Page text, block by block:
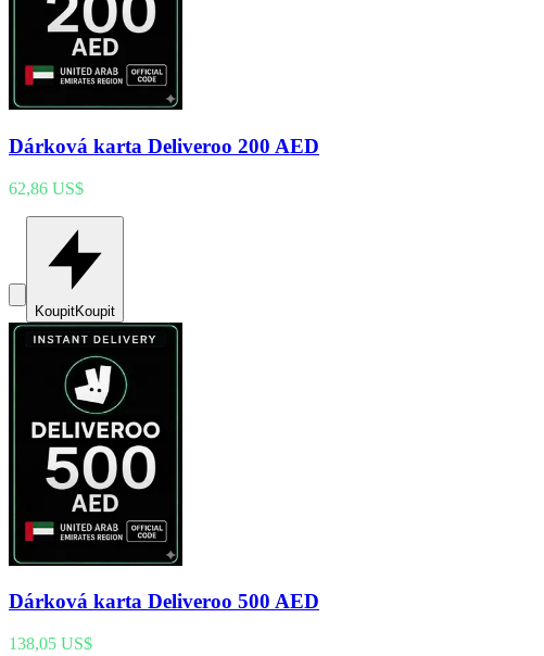
Dárková karta Deliveroo 200 AED
62,86 US$
KoupitKoupit
Dárková karta Deliveroo 500 AED
138,05 US$